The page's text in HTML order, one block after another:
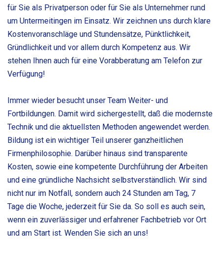
für Sie als Privatperson oder für Sie als Unternehmer rund
um Untermeitingen im Einsatz. Wir zeichnen uns durch klare
Kostenvoranschläge und Stundensätze, Pünktlichkeit,
Gründlichkeit und vor allem durch Kompetenz aus. Wir
stehen Ihnen auch für eine Vorabberatung am Telefon zur
Verfügung!
Immer wieder besucht unser Team Weiter- und
Fortbildungen. Damit wird sichergestellt, daß die modernste
Technik und die aktuellsten Methoden angewendet werden.
Bildung ist ein wichtiger Teil unserer ganzheitlichen
Firmenphilosophie. Darüber hinaus sind transparente
Kosten, sowie eine kompetente Durchführung der Arbeiten
und eine gründliche Nachsicht selbstverständlich. Wir sind
nicht nur im Notfall, sondern auch 24 Stunden am Tag, 7
Tage die Woche, jederzeit für Sie da. So soll es auch sein,
wenn ein zuverlässiger und erfahrener Fachbetrieb vor Ort
und am Start ist. Wenden Sie sich an uns!